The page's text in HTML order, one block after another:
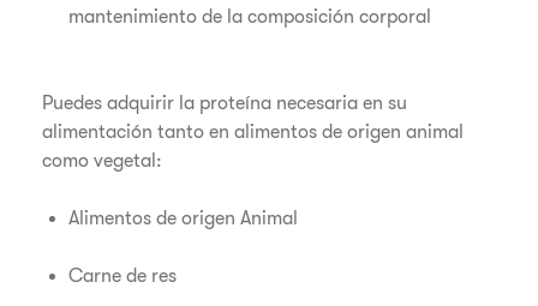
mantenimiento de la composición corporal
Puedes adquirir la proteína necesaria en su
alimentación tanto en alimentos de origen animal
como vegetal:
Alimentos de origen Animal
Carne de res